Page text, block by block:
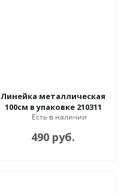
Линейка металлическая
100см в упаковке 210311
Есть в наличии
490 руб.